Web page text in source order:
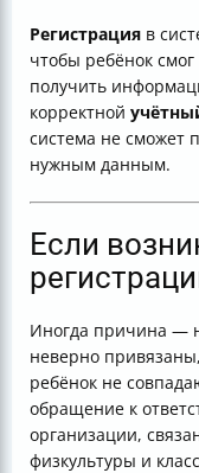
Регистрация в
чтобы ребёнок
получить
корректной
система не сможет
нужным данным.
Если
Иногда причина —
неверно
ребёнок не
обращение к
организации,
физкультуры и